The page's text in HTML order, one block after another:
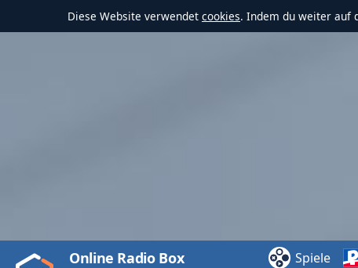
Diese Website verwendet cookies. Indem du weiter auf
Video
Play
Online Radio Box Spiele